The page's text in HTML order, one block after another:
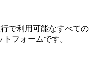
で利用可能なすべての
フォームです。